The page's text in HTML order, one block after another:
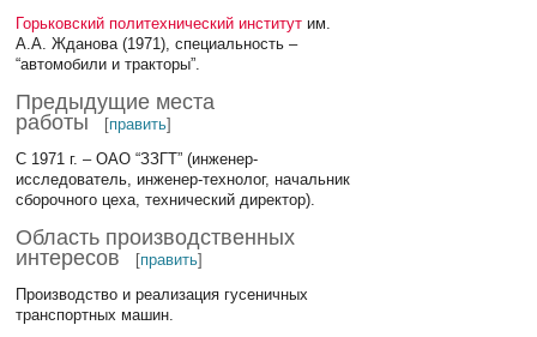
Горьковский политехнический институт им.
А.А. Жданова (1971), специальность –
“автомобили и тракторы”.
Предыдущие места
работы
[править]
С 1971 г. – ОАО “ЗЗГТ” (инженер-
исследователь, инженер-технолог, начальник
сборочного цеха, технический директор).
Область производственных
интересов
[править]
Производство и реализация гусеничных
транспортных машин.